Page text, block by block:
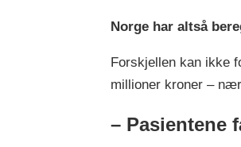
Norge har altså
Forskjellen kan ikke
millioner kroner –
– Pasientene